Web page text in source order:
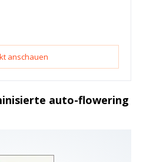
anschauen
auto-flowering